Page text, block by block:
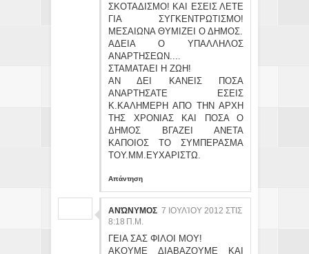
ΣΚΟΤΑΔΙΣΜΟ! ΚΑΙ ΕΣΕΙΣ ΛΕΤΕ
ΓΙΑ ΣΥΓΚΕΝΤΡΩΤΙΣΜΟ!
ΜΕΣΑΙΩΝΑ ΘΥΜΙΖΕΙ Ο ΔΗΜΟΣ.
ΑΔΕΙΑ Ο ΥΠΑΛΛΗΛΟΣ
ΑΝΑΡΤΗΣΕΩΝ....
ΣΤΑΜΑΤΑΕΙ Η ΖΩΗ!
ΑΝ ΔΕΙ ΚΑΝΕΙΣ ΠΟΣΑ
ΑΝΑΡΤΗΣΑΤΕ ΕΣΕΙΣ
Κ.ΚΑΛΗΜΕΡΗ ΑΠΟ ΤΗΝ ΑΡΧΗ
ΤΗΣ ΧΡΟΝΙΑΣ ΚΑΙ ΠΟΣΑ Ο
ΔΗΜΟΣ ΒΓΑΖΕΙ ΑΝΕΤΑ
ΚΑΠΟΙΟΣ ΤΟ ΣΥΜΠΕΡΑΣΜΑ
ΤΟΥ.ΜΜ.ΕΥΧΑΡΙΣΤΩ.
Απάντηση
ΑΝΏΝΥΜΟΣ 7 ΙΟΥΛΊΟΥ 2012 ΣΤΙΣ
8:18 Π.Μ.
ΓΕΙΑ ΣΑΣ ΦΙΛΟΙ ΜΟΥ!
ΑΚΟΥΜΕ ΔΙΑΒΑΖΟΥΜΕ ΚΑΙ